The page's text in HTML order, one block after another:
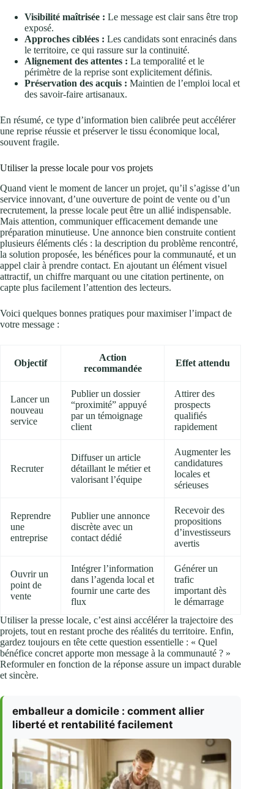
Visibilité maîtrisée : Le message est clair sans être trop
exposé.
Approches ciblées : Les candidats sont enracinés dans
le territoire, ce qui rassure sur la continuité.
Alignement des attentes : La temporalité et le
périmètre de la reprise sont explicitement définis.
Préservation des acquis : Maintien de l’emploi local et
des savoir-faire artisanaux.
En résumé, ce type d’information bien calibrée peut accélérer
une reprise réussie et préserver le tissu économique local,
souvent fragile.
Utiliser la presse locale pour vos projets
Quand vient le moment de lancer un projet, qu’il s’agisse d’un
service innovant, d’une ouverture de point de vente ou d’un
recrutement, la presse locale peut être un allié indispensable.
Mais attention, communiquer efficacement demande une
préparation minutieuse. Une annonce bien construite contient
plusieurs éléments clés : la description du problème rencontré,
la solution proposée, les bénéfices pour la communauté, et un
appel clair à prendre contact. En ajoutant un élément visuel
attractif, un chiffre marquant ou une citation pertinente, on
capte plus facilement l’attention des lecteurs.
Voici quelques bonnes pratiques pour maximiser l’impact de
votre message :
Objectif
Action
recommandée
Effet attendu
Lancer un
nouveau
service
Publier un dossier
“proximité” appuyé
par un témoignage
client
Attirer des
prospects
qualifiés
rapidement
Recruter
Diffuser un article
détaillant le métier et
valorisant l’équipe
Augmenter les
candidatures
locales et
sérieuses
Reprendre
une
entreprise
Publier une annonce
discrète avec un
contact dédié
Recevoir des
propositions
d’investisseurs
avertis
Ouvrir un
point de
vente
Intégrer l’information
dans l’agenda local et
fournir une carte des
flux
Générer un
trafic
important dès
le démarrage
Utiliser la presse locale, c’est ainsi accélérer la trajectoire des
projets, tout en restant proche des réalités du territoire. Enfin,
gardez toujours en tête cette question essentielle : « Quel
bénéfice concret apporte mon message à la communauté ? »
Reformuler en fonction de la réponse assure un impact durable
et sincère.
emballeur a domicile : comment allier
liberté et rentabilité facilement